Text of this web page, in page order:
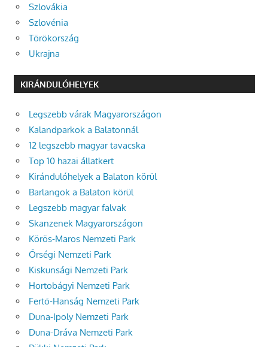
Szlovákia
Szlovénia
Törökország
Ukrajna
KIRÁNDULÓHELYEK
Legszebb várak Magyarországon
Kalandparkok a Balatonnál
12 legszebb magyar tavacska
Top 10 hazai állatkert
Kirándulóhelyek a Balaton körül
Barlangok a Balaton körül
Legszebb magyar falvak
Skanzenek Magyarországon
Körös-Maros Nemzeti Park
Őrségi Nemzeti Park
Kiskunsági Nemzeti Park
Hortobágyi Nemzeti Park
Fertő-Hanság Nemzeti Park
Duna-Ipoly Nemzeti Park
Duna-Dráva Nemzeti Park